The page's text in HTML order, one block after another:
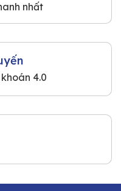
nhất
4.0